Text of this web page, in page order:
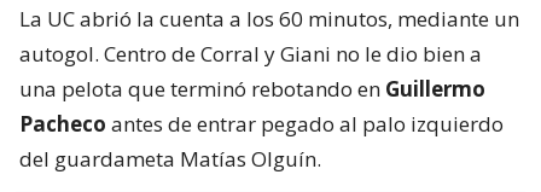
La UC abrió la cuenta a los 60 minutos, mediante un
autogol. Centro de Corral y Giani no le dio bien a
una pelota que terminó rebotando en Guillermo
Pacheco antes de entrar pegado al palo izquierdo
del guardameta Matías Olguín.